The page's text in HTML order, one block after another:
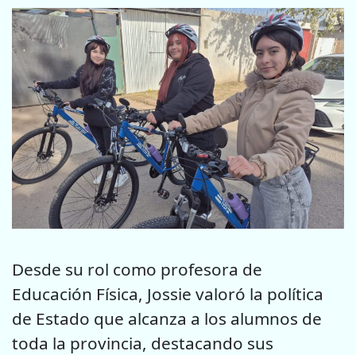
Desde su rol como profesora de
Educación Física, Jossie valoró la política
de Estado que alcanza a los alumnos de
toda la provincia, destacando sus